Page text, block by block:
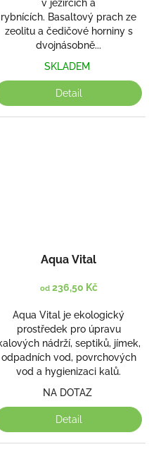
v jezírcích a
rybnících. Basaltový prach ze
zeolitu a čedičové horniny s
dvojnásobně...
SKLADEM
Detail
Aqua Vital
od236,50 Kč
Aqua Vital je ekologický
prostředek pro úpravu
nádrží, septiků, jímek,
odpadních vod, povrchových
vod a hygienizaci kalů.
NA DOTAZ
Detail